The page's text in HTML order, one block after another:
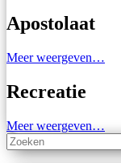
Apostolaat
Meer weergeven…
Recreatie
Meer weergeven…